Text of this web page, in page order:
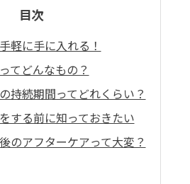
目次
軽に手に入れる！
てどんなもの？
持続期間ってどれくらい？
する前に知っておきたい
のアフターケアって大変？